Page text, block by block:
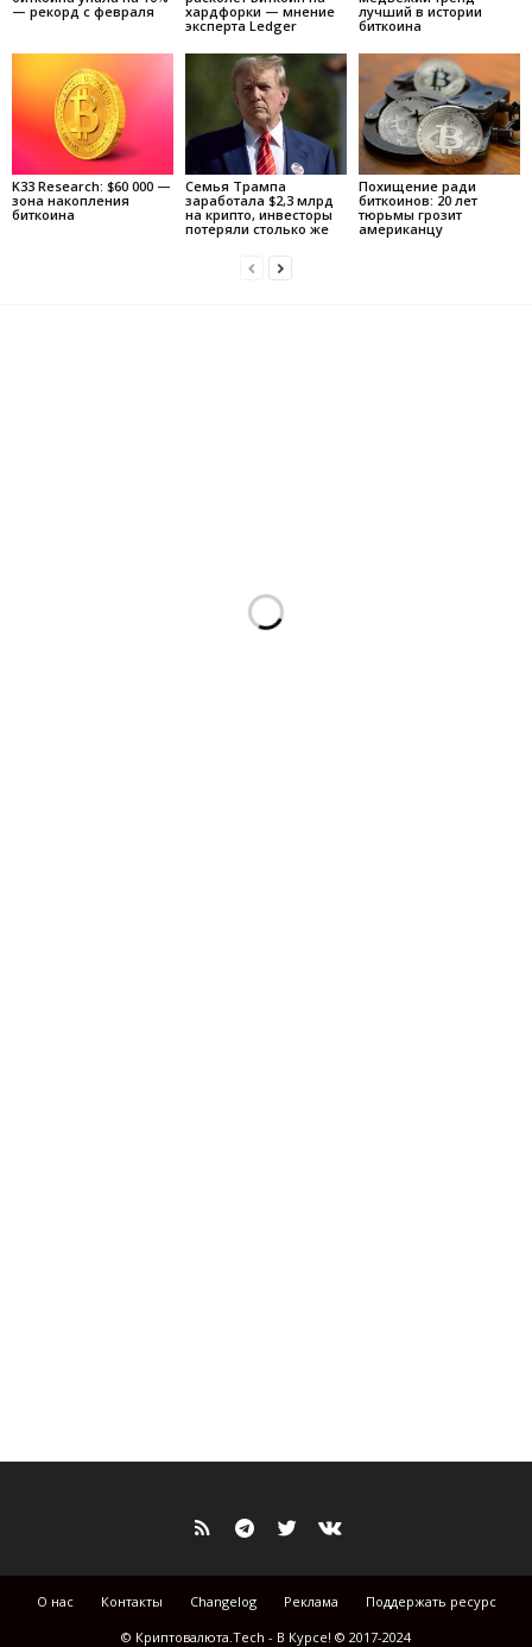
— рекорд с февраля
хардфорки — мнение
эксперта Ledger
лучший в истории
биткоина
K33 Research: $60 000 —
зона накопления
биткоина
Семья Трампа
заработала $2,3 млрд
на крипто, инвесторы
потеряли столько же
Похищение ради
биткоинов: 20 лет
тюрьмы грозит
американцу
О нас Контакты Changelog Реклама
Поддержать ресурс
© Криптовалюта.Tech - В Курсе! © 2017-2024